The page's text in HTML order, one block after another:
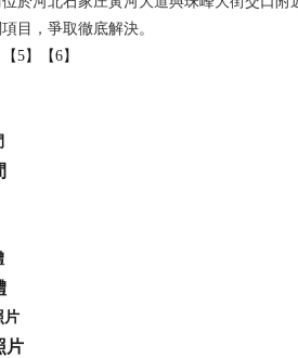
目，爭取徹底解決。
【5】 【6】
片